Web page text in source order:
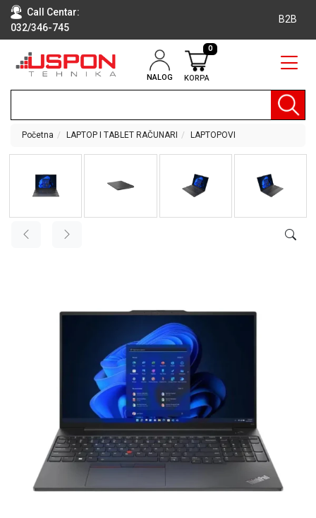
Call Centar:
032/346-745
B2B
NALOG KORPA
0
RAČUNARI
TEHNIKA
OPREMA
AUDIO,
VIDEO
APARATI
Početna LAPTOP I TABLET RAČUNARI LAPTOPOVI